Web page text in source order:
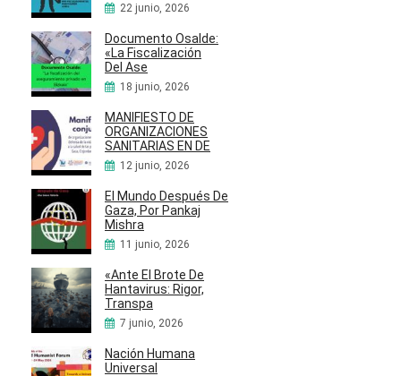
22 junio, 2026
Documento Osalde:
«La Fiscalización
Del Ase
18 junio, 2026
MANIFIESTO DE
ORGANIZACIONES
SANITARIAS EN DE
12 junio, 2026
El Mundo Después De
Gaza, Por Pankaj
Mishra
11 junio, 2026
«Ante El Brote De
Hantavirus: Rigor,
Transpa
7 junio, 2026
Nación Humana
Universal